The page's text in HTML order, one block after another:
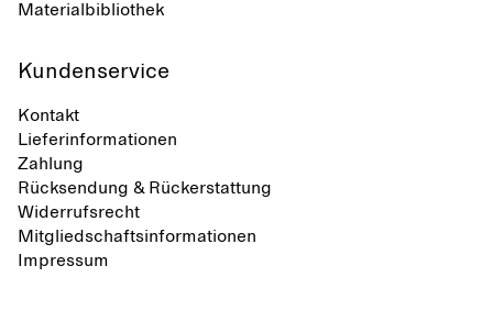
Materialbibliothek
Kundenservice
Kontakt
Lieferinformationen
Zahlung
Rücksendung & Rückerstattung
Widerrufsrecht
Mitgliedschaftsinformationen
Impressum